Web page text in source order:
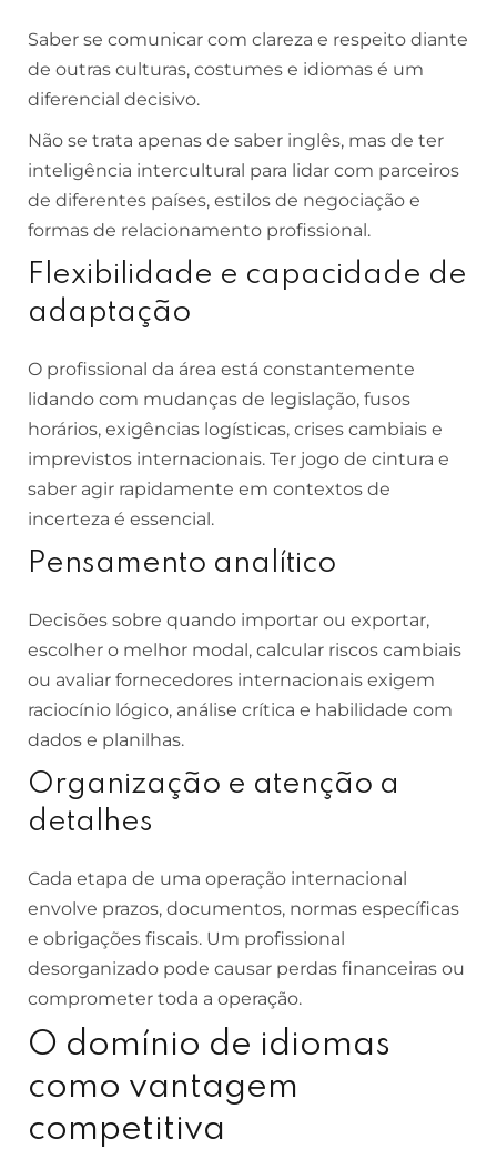
Saber se comunicar com clareza e respeito diante
de outras culturas, costumes e idiomas é um
diferencial decisivo.
Não se trata apenas de saber inglês, mas de ter
inteligência intercultural para lidar com parceiros
de diferentes países, estilos de negociação e
formas de relacionamento profissional.
Flexibilidade e capacidade de
adaptação
O profissional da área está constantemente
lidando com mudanças de legislação, fusos
horários, exigências logísticas, crises cambiais e
imprevistos internacionais. Ter jogo de cintura e
saber agir rapidamente em contextos de
incerteza é essencial.
Pensamento analítico
Decisões sobre quando importar ou exportar,
escolher o melhor modal, calcular riscos cambiais
ou avaliar fornecedores internacionais exigem
raciocínio lógico, análise crítica e habilidade com
dados e planilhas.
Organização e atenção a
detalhes
Cada etapa de uma operação internacional
envolve prazos, documentos, normas específicas
e obrigações fiscais. Um profissional
desorganizado pode causar perdas financeiras ou
comprometer toda a operação.
O domínio de idiomas
como vantagem
competitiva